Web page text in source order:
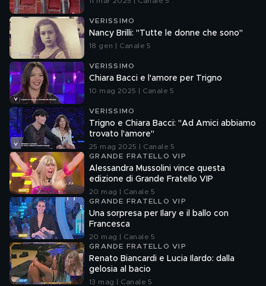
VERISSIMO
Nancy Brilli: "Tutte le donne che sono"
18 gen | Canale 5
VERISSIMO
Chiara Bacci e l'amore per Trigno
10 mag 2025 | Canale 5
VERISSIMO
Trigno e Chiara Bacci: "Ad Amici abbiamo
trovato l'amore"
25 mag 2025 | Canale 5
GRANDE FRATELLO VIP
Alessandra Mussolini vince questa
edizione di Grande Fratello VIP
20 mag | Canale 5
GRANDE FRATELLO VIP
Una sorpresa per Ilary e il ballo con
Francesca
20 mag | Canale 5
GRANDE FRATELLO VIP
Renato Biancardi e Lucia Ilardo: dalla
gelosia al bacio
13 mag | Canale 5